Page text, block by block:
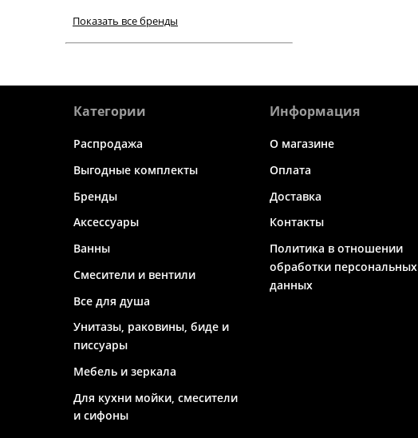
Показать все бренды
Категории
Распродажа
Выгодные комплекты
Бренды
Аксессуары
Ванны
Смесители и вентили
Все для душа
Унитазы, раковины, биде и
писсуары
Мебель и зеркала
Для кухни мойки, смесители
и сифоны
Информация
О магазине
Оплата
Доставка
Контакты
Политика в отношении
обработки персональных
данных